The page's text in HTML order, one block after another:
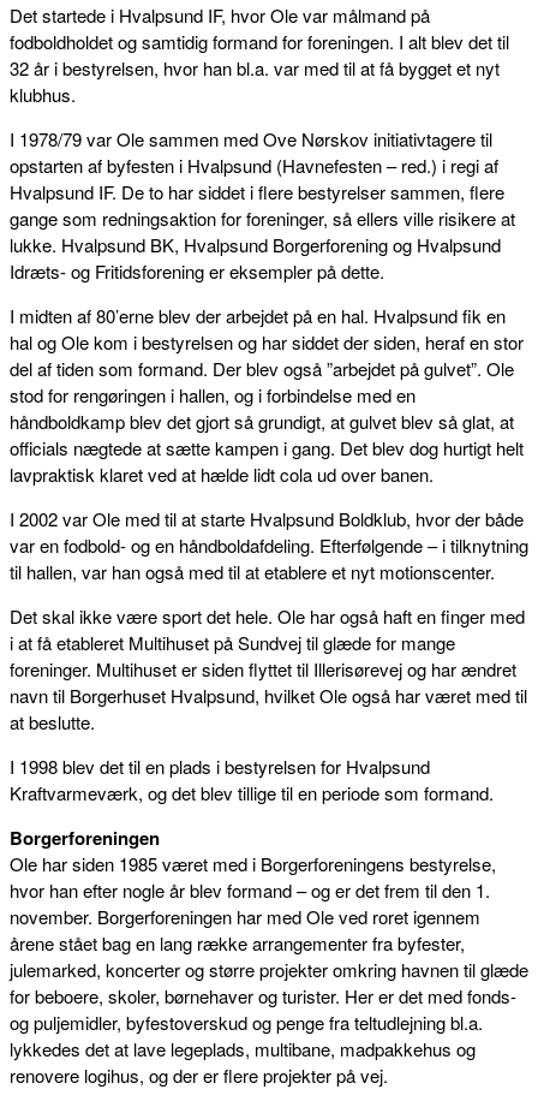
Det startede i Hvalpsund IF, hvor Ole var målmand på
fodboldholdet og samtidig formand for foreningen. I alt blev det til
32 år i bestyrelsen, hvor han bl.a. var med til at få bygget et nyt
klubhus.
I 1978/79 var Ole sammen med Ove Nørskov initiativtagere til
opstarten af byfesten i Hvalpsund (Havnefesten – red.) i regi af
Hvalpsund IF. De to har siddet i flere bestyrelser sammen, flere
gange som redningsaktion for foreninger, så ellers ville risikere at
lukke. Hvalpsund BK, Hvalpsund Borgerforening og Hvalpsund
Idræts- og Fritidsforening er eksempler på dette.
I midten af 80’erne blev der arbejdet på en hal. Hvalpsund fik en
hal og Ole kom i bestyrelsen og har siddet der siden, heraf en stor
del af tiden som formand. Der blev også ”arbejdet på gulvet”. Ole
stod for rengøringen i hallen, og i forbindelse med en
håndboldkamp blev det gjort så grundigt, at gulvet blev så glat, at
officials nægtede at sætte kampen i gang. Det blev dog hurtigt helt
lavpraktisk klaret ved at hælde lidt cola ud over banen.
I 2002 var Ole med til at starte Hvalpsund Boldklub, hvor der både
var en fodbold- og en håndboldafdeling. Efterfølgende – i tilknytning
til hallen, var han også med til at etablere et nyt motionscenter.
Det skal ikke være sport det hele. Ole har også haft en finger med
i at få etableret Multihuset på Sundvej til glæde for mange
foreninger. Multihuset er siden flyttet til Illerisørevej og har ændret
navn til Borgerhuset Hvalpsund, hvilket Ole også har været med til
at beslutte.
I 1998 blev det til en plads i bestyrelsen for Hvalpsund
Kraftvarmeværk, og det blev tillige til en periode som formand.
Borgerforeningen
Ole har siden 1985 været med i Borgerforeningens bestyrelse,
hvor han efter nogle år blev formand – og er det frem til den 1.
november. Borgerforeningen har med Ole ved roret igennem
årene stået bag en lang række arrangementer fra byfester,
julemarked, koncerter og større projekter omkring havnen til glæde
for beboere, skoler, børnehaver og turister. Her er det med fonds-
og puljemidler, byfestoverskud og penge fra teltudlejning bl.a.
lykkedes det at lave legeplads, multibane, madpakkehus og
renovere logihus, og der er flere projekter på vej.